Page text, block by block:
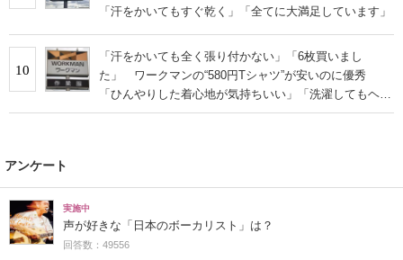
「汗をかいてもすぐ乾く」「全てに大満足しています」
10
「汗をかいても全く張り付かない」「6枚買いまし
た」 ワークマンの“580円Tシャツ”が安いのに優秀
「ひんやりした着心地が気持ちいい」「洗濯してもヘタ
らない」
アンケート
実施中
声が好きな「日本のボーカリスト」は？
回答数：49556